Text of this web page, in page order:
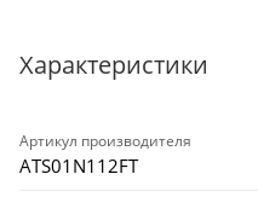
Характеристики
Артикул производителя
ATS01N112FT